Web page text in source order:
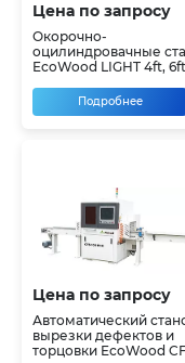
Цена по запросу
Окорочно-
оцилиндровачные
EcoWood LIGHT 4ft,
Подробнее
Цена по запросу
Автоматический
вырезки дефектов и
торцовки EcoWood